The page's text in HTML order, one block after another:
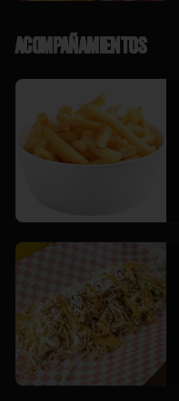
Acompañamientos